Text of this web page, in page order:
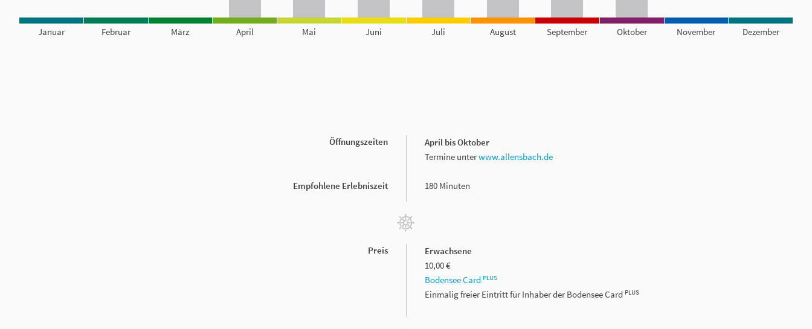
Januar Februar März April Mai Juni Juli August September Oktober November Dezember
Öffnungszeiten
April bis Oktober
Termine unterwww.allensbach.de
Empfohlene Erlebniszeit 180 Minuten
Preis
Erwachsene
10,00 €
Bodensee Card PLUS
Einmalig freier Eintritt für Inhaber der Bodensee Card PLUS